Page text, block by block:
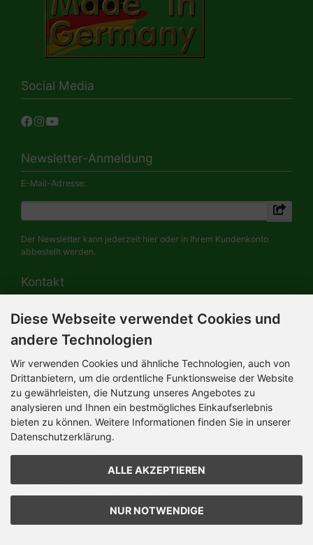
Social Media
Newsletter-Anmeldung
E-Mail-Adresse:
Der Newsletter kann jederzeit hier oder in Ihrem Kundenkonto
abbestellt werden.
Kontakt
HERMANN-Spielwaren GmbH
Im Grund 9-11
Mo-Do 8.00 bis 16.30 Uhr
Bürozeiten:
Mo-Do 8.00 bis 16.30 Uhr
Fr 8.00 bis 12.30 Uhr
+49 (0) 09561 85900
info@hermann.de
Geschäftsführer
Handelsregister Amtsgericht Coburg
Diese Webseite verwendet Cookies und
andere Technologien
Wir verwenden Cookies und ähnliche Technologien, auch von
Drittanbietern, um die ordentliche Funktionsweise der Website
zu gewährleisten, die Nutzung unseres Angebotes zu
analysieren und Ihnen ein bestmögliches Einkaufserlebnis
bieten zu können. Weitere Informationen finden Sie in unserer
Datenschutzerklärung.
ALLE AKZEPTIEREN
NUR NOTWENDIGE